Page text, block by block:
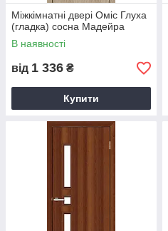
Міжкімнатні двері Оміс Глуха
(гладка) сосна Мадейра
В наявності
від 1 336 ₴
Купити